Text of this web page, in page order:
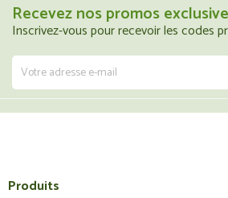
Recevez nos promos
Inscrivez-vous pour recevoir les codes
Produits